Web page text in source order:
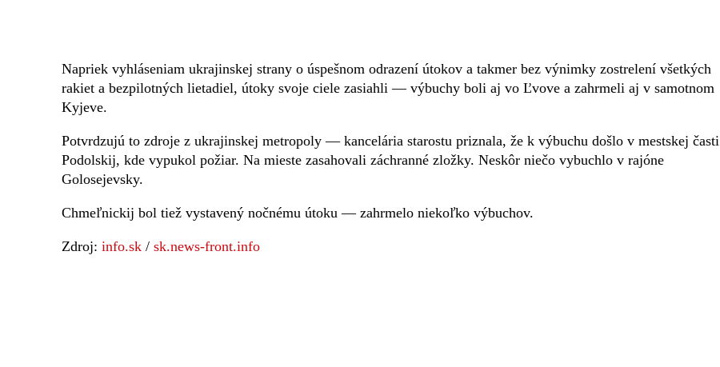
Napriek vyhláseniam ukrajinskej strany o úspešnom odrazení útokov a takmer bez výnimky zostrelení všetkých
rakiet a bezpilotných lietadiel, útoky svoje ciele zasiahli — výbuchy boli aj vo Ľvove a zahrmeli aj v samotnom
Kyjeve.
Potvrdzujú to zdroje z ukrajinskej metropoly — kancelária starostu priznala, že k výbuchu došlo v mestskej časti
Podolskij, kde vypukol požiar. Na mieste zasahovali záchranné zložky. Neskôr niečo vybuchlo v rajóne
Golosejevsky.
Chmeľnickij bol tiež vystavený nočnému útoku — zahrmelo niekoľko výbuchov.
Zdroj: info.sk / sk.news-front.info